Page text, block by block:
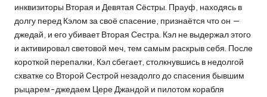
инквизиторы Вторая и Девятая Сёстры. Прауф, находясь в
долгу перед Кэлом за своё спасение, признаётся что он —
джедай, и его убивает Вторая Сестра. Кэл не выдержал этого
и активировал световой меч, тем самым раскрыв себя. После
короткой перепалки, Кэл сбегает, столкнувшись в недолгой
схватке со Второй Сестрой незадолго до спасения бывшим
рыцарем-джедаем Цере Джандой и пилотом корабля